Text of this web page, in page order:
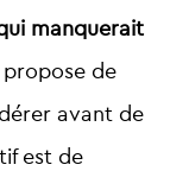
manquerait
de
avant de
est de